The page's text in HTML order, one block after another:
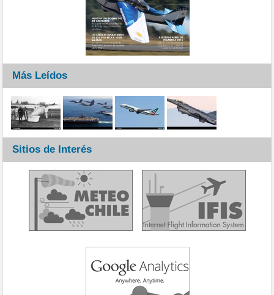
Más Leídos
Sitios de Interés